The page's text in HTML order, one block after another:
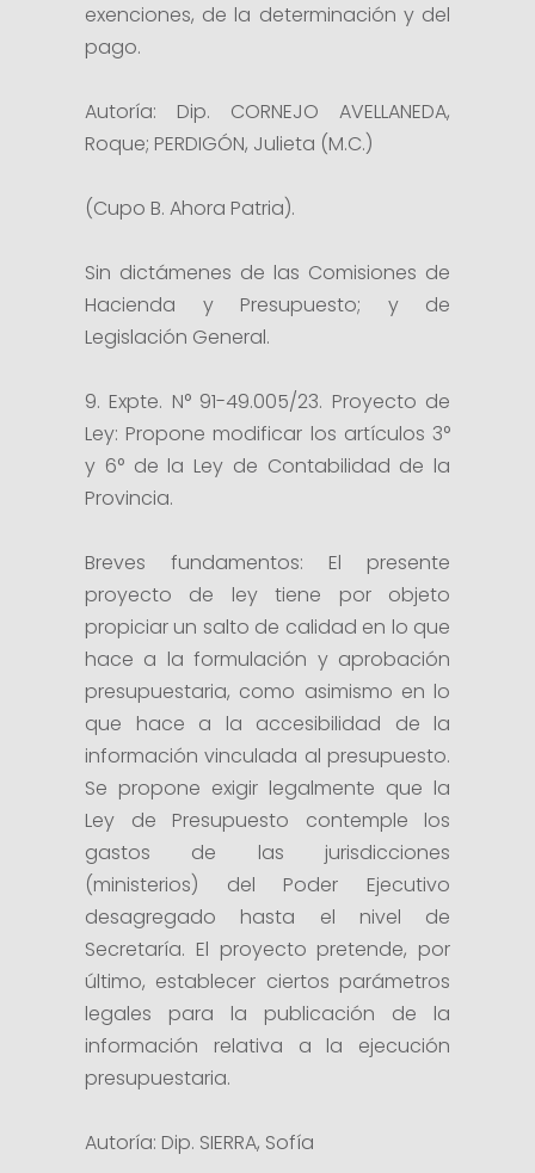
exenciones, de la determinación y del
pago.
Autoría: Dip. CORNEJO AVELLANEDA,
Roque; PERDIGÓN, Julieta (M.C.)
(Cupo B. Ahora Patria).
Sin dictámenes de las Comisiones de
Hacienda y Presupuesto; y de
Legislación General.
9. Expte. N° 91-49.005/23. Proyecto de
Ley: Propone modificar los artículos 3°
y 6° de la Ley de Contabilidad de la
Provincia.
Breves fundamentos: El presente
proyecto de ley tiene por objeto
propiciar un salto de calidad en lo que
hace a la formulación y aprobación
presupuestaria, como asimismo en lo
que hace a la accesibilidad de la
información vinculada al presupuesto.
Se propone exigir legalmente que la
Ley de Presupuesto contemple los
gastos de las jurisdicciones
(ministerios) del Poder Ejecutivo
desagregado hasta el nivel de
Secretaría. El proyecto pretende, por
último, establecer ciertos parámetros
legales para la publicación de la
información relativa a la ejecución
presupuestaria.
Autoría: Dip. SIERRA, Sofía